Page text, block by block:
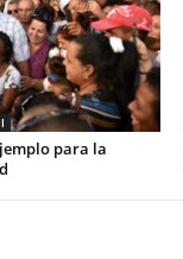
para la